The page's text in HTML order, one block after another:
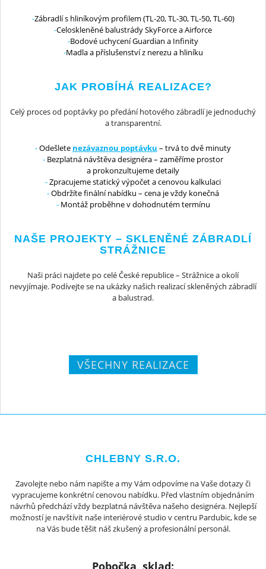
Zábradlí s hliníkovým profilem (TL-20, TL-30, TL-50, TL-60)
Celoskleněné balustrády SkyForce a Airforce
Bodové uchycení Guardian a Infinity
Madla a příslušenství z nerezu a hliníku
JAK PROBÍHÁ REALIZACE?
Celý proces od poptávky po předání hotového zábradlí je jednoduchý
a transparentní.
Odešlete nezávaznou poptávku – trvá to dvě minuty
Bezplatná návštěva designéra – zaměříme prostor
a prokonzultujeme detaily
Zpracujeme statický výpočet a cenovou kalkulaci
Obdržíte finální nabídku – cena je vždy konečná
Montáž proběhne v dohodnutém termínu
NAŠE PROJEKTY – SKLENĚNÉ ZÁBRADLÍ
STRÁŽNICE
Naši práci najdete po celé České republice – Strážnice a okolí
nevyjímaje. Podívejte se na ukázky našich realizací skleněných zábradlí
a balustrad.
VŠECHNY REALIZACE
CHLEBNY S.R.O.
Zavolejte nebo nám napište a my Vám odpovíme na Vaše dotazy či
vypracujeme konkrétní cenovou nabídku. Před vlastním objednáním
návrhů předchází vždy bezplatná návštěva našeho designéra. Nejlepší
možností je navštívit naše interiérové studio v centru Pardubic, kde se
na Vás bude těšit náš zkušený a profesionální personál.